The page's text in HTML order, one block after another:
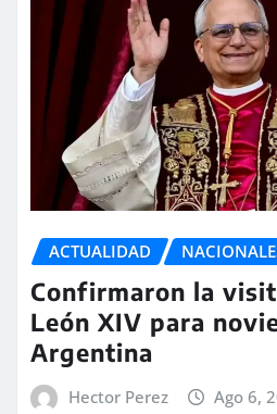
ACTUALIDAD
Confirmaron la
León XIV para
Argentina
Hector Perez Ago 6,